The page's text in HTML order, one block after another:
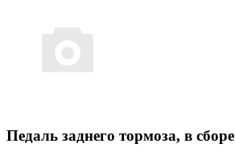
Педаль заднего тормоза, в сборе